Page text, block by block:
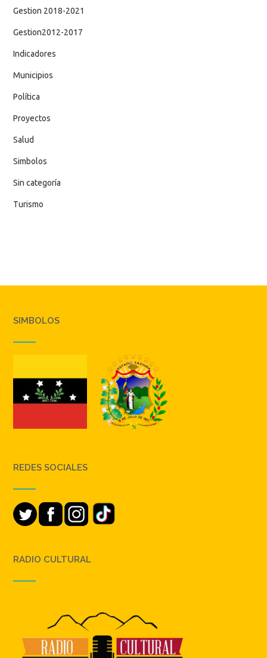
Gestion 2018-2021
Gestion2012-2017
Indicadores
Municipios
Política
Proyectos
Salud
Simbolos
Sin categoría
Turismo
SIMBOLOS
REDES SOCIALES
RADIO CULTURAL